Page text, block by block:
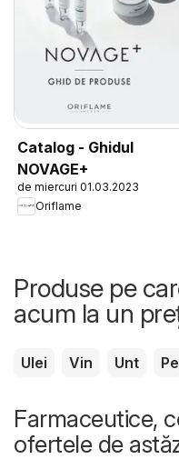
Catalog - Ghidul
NOVAGE+
de miercuri 01.03.2023
Oriflame
Produse pe
acum la un
Ulei Vin Unt
Farmaceutice,
ofertele de